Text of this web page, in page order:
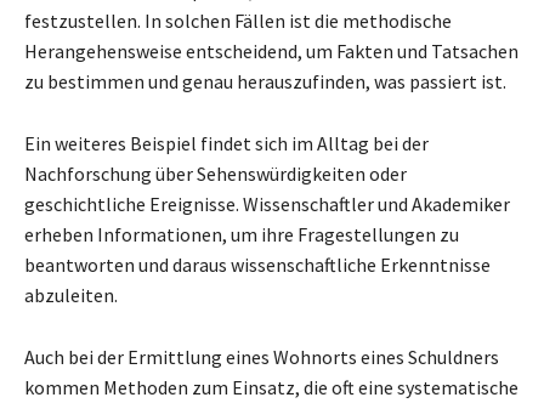
festzustellen. In solchen Fällen ist die methodische
Herangehensweise entscheidend, um Fakten und Tatsachen
zu bestimmen und genau herauszufinden, was passiert ist.
Ein weiteres Beispiel findet sich im Alltag bei der
Nachforschung über Sehenswürdigkeiten oder
geschichtliche Ereignisse. Wissenschaftler und Akademiker
erheben Informationen, um ihre Fragestellungen zu
beantworten und daraus wissenschaftliche Erkenntnisse
abzuleiten.
Auch bei der Ermittlung eines Wohnorts eines Schuldners
kommen Methoden zum Einsatz, die oft eine systematische